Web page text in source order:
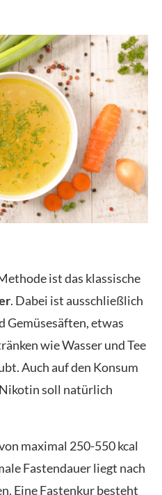
ist das klassische
. Dabei ist ausschließlich
Gemüsesäften, etwas
wie Wasser und Tee
Auch auf den Konsum
soll natürlich
maximal 250-550 kcal
Fastendauer liegt nach
Eine Fastenkur besteht